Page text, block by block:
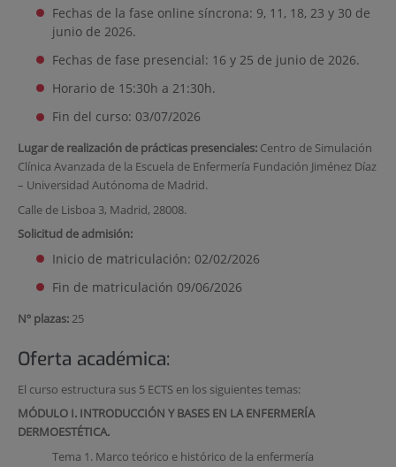
Fechas de la fase online síncrona: 9, 11, 18, 23 y 30 de
junio de 2026.
Fechas de fase presencial: 16 y 25 de junio de 2026.
Horario de 15:30h a 21:30h.
Fin del curso: 03/07/2026
Lugar de realización de prácticas presenciales:Centro de Simulación
Clínica Avanzada de la Escuela de Enfermería Fundación Jiménez Díaz
– Universidad Autónoma de Madrid.
Calle de Lisboa 3, Madrid, 28008.
Solicitud de admisión:
Inicio de matriculación: 02/02/2026
Fin de matriculación 09/06/2026
Nº plazas:25
Oferta académica:
El curso estructura sus 5 ECTS en los siguientes temas:
MÓDULO I. INTRODUCCIÓN Y BASES EN LA ENFERMERÍA
DERMOESTÉTICA.
Tema 1. Marco teórico e histórico de la enfermería